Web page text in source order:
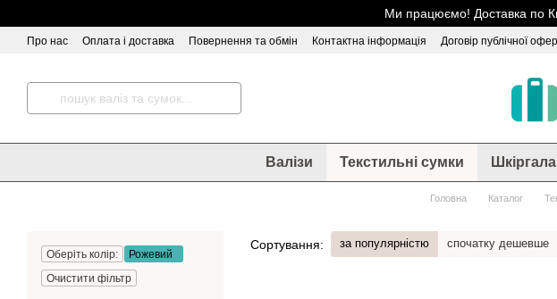
Ми працюємо! Доставка по
Про нас Оплата і доставка Повернення та обмін Контактна інформація Договір публічної
Валізи Текстильні сумки
Головна Каталог
Сортування: за популярністю спочатку дешевше
Оберіть колір:
Рожевий
Очистити фільтр